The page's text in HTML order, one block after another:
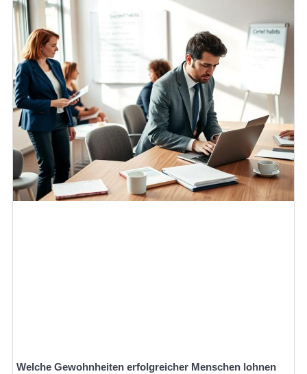
Welche Gewohnheiten erfolgreicher Menschen lohnen